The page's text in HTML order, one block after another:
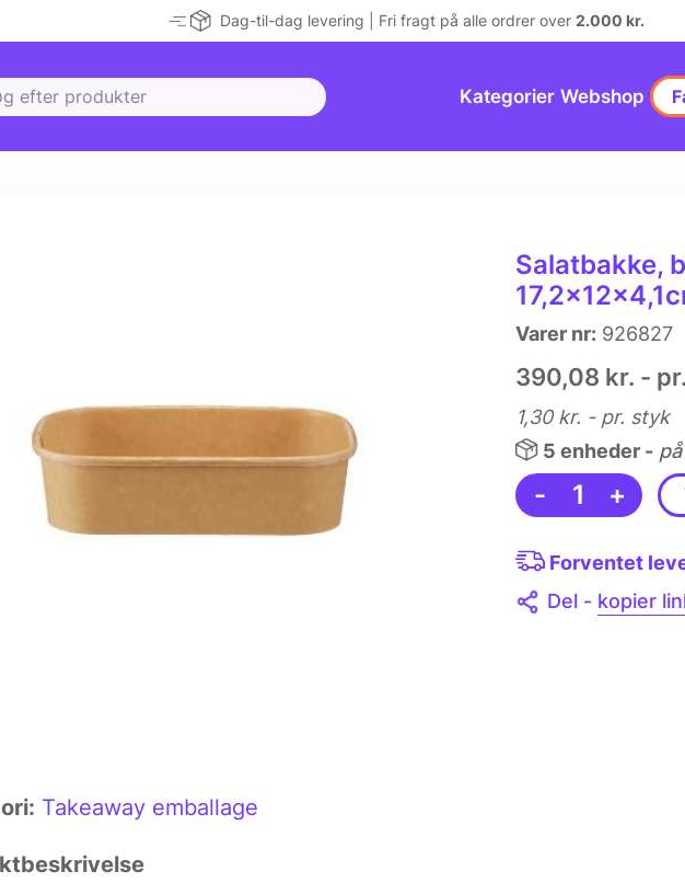
Dag-til-dag levering | Fri fragt på alle ordrer over 2.000 kr.
Kategorier Webshop
Salatbakke,
Varer nr:926827
390,08 kr. -
1,30 kr. - pr. styk
5 enheder -
- 1 +
Forventet
Del - kopier
Takeaway emballage